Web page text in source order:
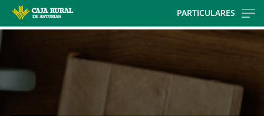
PARTICULARES
espere...